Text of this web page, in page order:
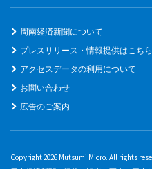
周南経済新聞について
プレスリリース・情報提供はこち
アクセスデータの利用について
お問い合わせ
広告のご案内
Copyright 2026 Mutsumi Micro. All rights